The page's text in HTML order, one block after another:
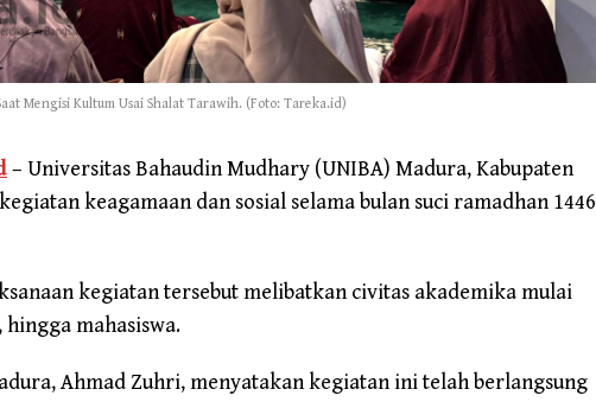
Mengisi Kultum Usai Shalat Tarawih. (Foto: Tareka.id)
– Universitas Bahaudin Mudhary (UNIBA) Madura, Kabupaten
keagamaan dan sosial selama bulan suci ramadhan 1446
kegiatan tersebut melibatkan civitas akademika mulai
mahasiswa.
Ahmad Zuhri, menyatakan kegiatan ini telah berlangsung